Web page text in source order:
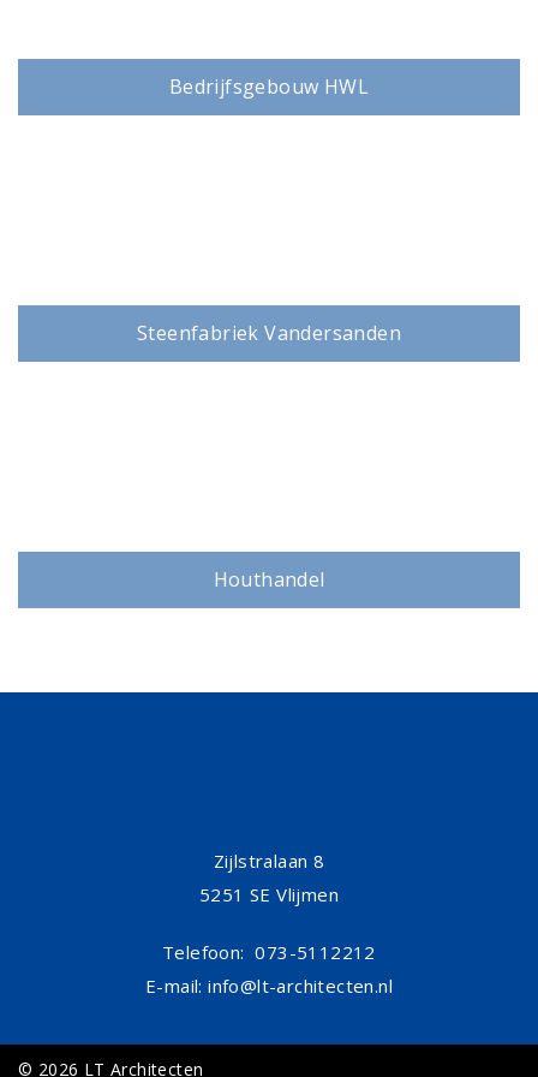
Bedrijfsgebouw HWL
Empel
Steenfabriek Vandersanden
Hedikhuizen
Houthandel
Heesch
Zijlstralaan 8
5251 SE Vlijmen
Telefoon: 073-5112212
E-mail:info@lt-architecten.nl
© 2026 LT Architecten